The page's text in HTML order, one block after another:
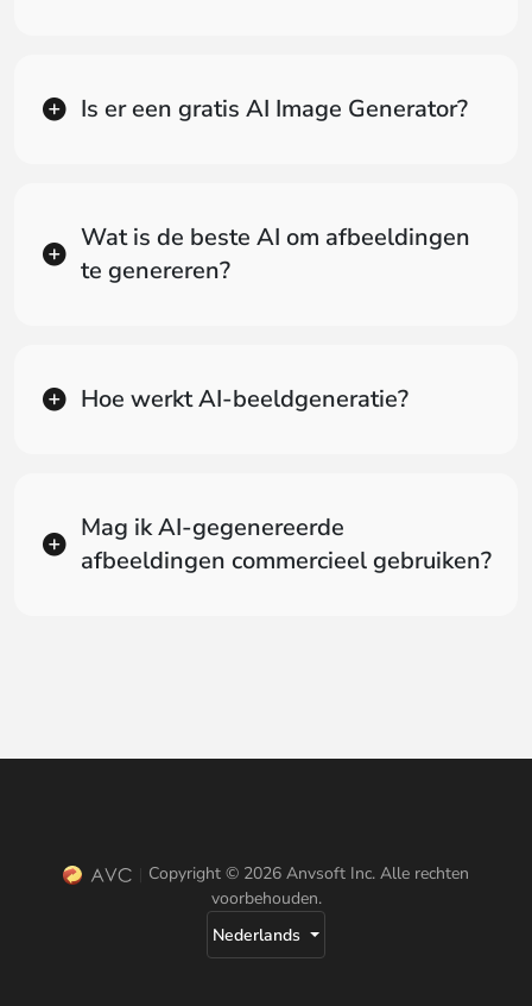
Is er een gratis AI Image Generator?
Wat is de beste AI om afbeeldingen
te genereren?
Hoe werkt AI-beeldgeneratie?
Mag ik AI-gegenereerde
afbeeldingen commercieel gebruiken?
Copyright © 2026 Anvsoft Inc. Alle rechten
voorbehouden.
Nederlands